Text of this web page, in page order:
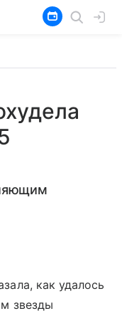
как удалось
звезды